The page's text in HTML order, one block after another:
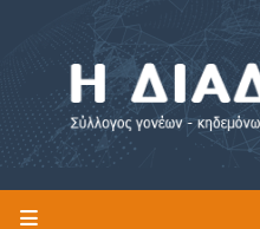
Η ΔΙΑΔΡΟΜΗ